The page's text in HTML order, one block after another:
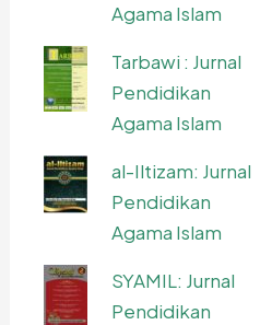
Agama Islam
Tarbawi : Jurnal
Pendidikan
Agama Islam
al-Iltizam: Jurnal
Pendidikan
Agama Islam
SYAMIL: Jurnal
Pendidikan